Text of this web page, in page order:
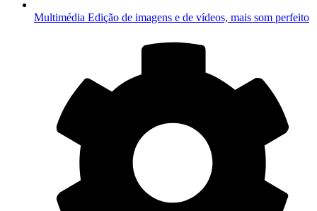
Multimédia Edição de imagens e de vídeos, mais som perfeito